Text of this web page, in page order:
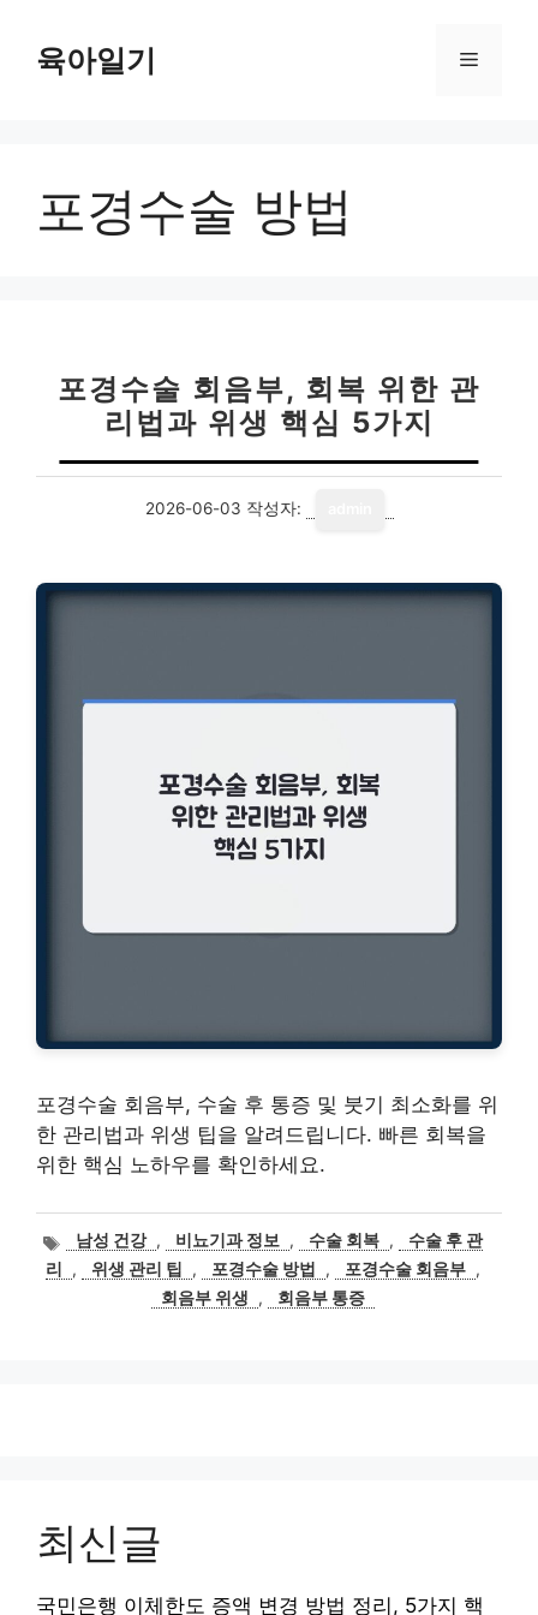
육아일기 메
포경수술 방법
포경수술 회음부, 회복 위한 관
리법과 위생 핵심 5가지
2026-06-03 작성자:
포경수술 회음부, 수술 후 통증 및 붓기 최소화를 위
한 관리법과 위생 팁을 알려드립니다. 빠른 회복을
위한 핵심 노하우를 확인하세요.
태남성 건강 , 비뇨기과 정보 , 수술 회복 ,
수술 후 관
리
, 위생 관리 팁 , 포경수술 방법 , 포경수술 회음부 ,
회음부 위생
, 회음부 통증
최신글
국민은행 이체한도 증액 변경 방법 정리, 5가지 핵